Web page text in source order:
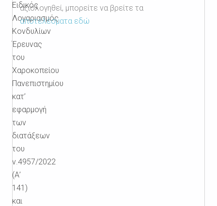
Ειδικός
Λογαριασμός
Κονδυλίων
Έρευνας
του
Χαροκοπείου
Πανεπιστημίου
κατ’
εφαρμογή
των
διατάξεων
του
ν.4957/2022
(Α’
141)
και
αξιολογηθεί, μπορείτε να βρείτε τα
αποτελέσματα εδώ